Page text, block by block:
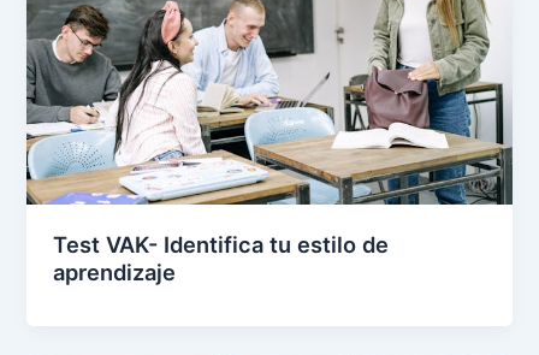
Test VAK- Identifica tu estilo de
aprendizaje